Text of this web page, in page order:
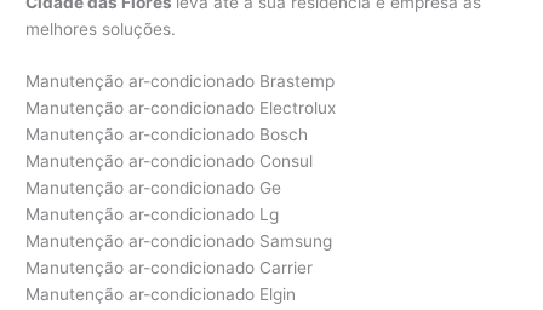
melhores soluções.
Manutenção ar-condicionado Brastemp
Manutenção ar-condicionado Electrolux
Manutenção ar-condicionado Bosch
Manutenção ar-condicionado Consul
Manutenção ar-condicionado Ge
Manutenção ar-condicionado Lg
Manutenção ar-condicionado Samsung
Manutenção ar-condicionado Carrier
Manutenção ar-condicionado Elgin